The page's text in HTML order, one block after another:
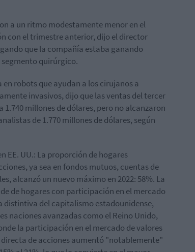
a un ritmo modestamente menor en el
con el trimestre anterior, dijo el director
que la compañía estaba ganando
quirúrgico.
robots que ayudan a los cirujanos a
invasivos, dijo que las ventas del tercer
millones de dólares, pero no alcanzaron
de 1.770 millones de dólares, según
EE. UU.: La proporción de hogares
ya sea en fondos mutuos, cuentas de
alcanzó un nuevo máximo en 2022: 58%. La
de hogares con participación en el mercado
distintiva del capitalismo estadounidense,
naciones avanzadas como el Reino Unido,
la participación en el mercado de valores
de acciones aumentó "notablemente"